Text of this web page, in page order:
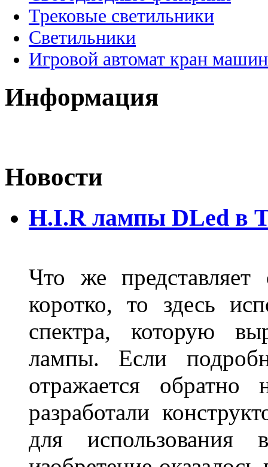
Трековые светильники
Светильники
Игровой автомат кран
Информация
Новости
H.I.R лампы DLed в
Что же
коротко, то здесь
спектра, которую
лампы. Если
отражается
разработали
для использования